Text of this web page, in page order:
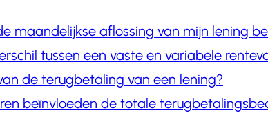
maandelijkse aflossing van mijn lening
tussen een vaste en variabele
de terugbetaling van een lening?
beïnvloeden de totale